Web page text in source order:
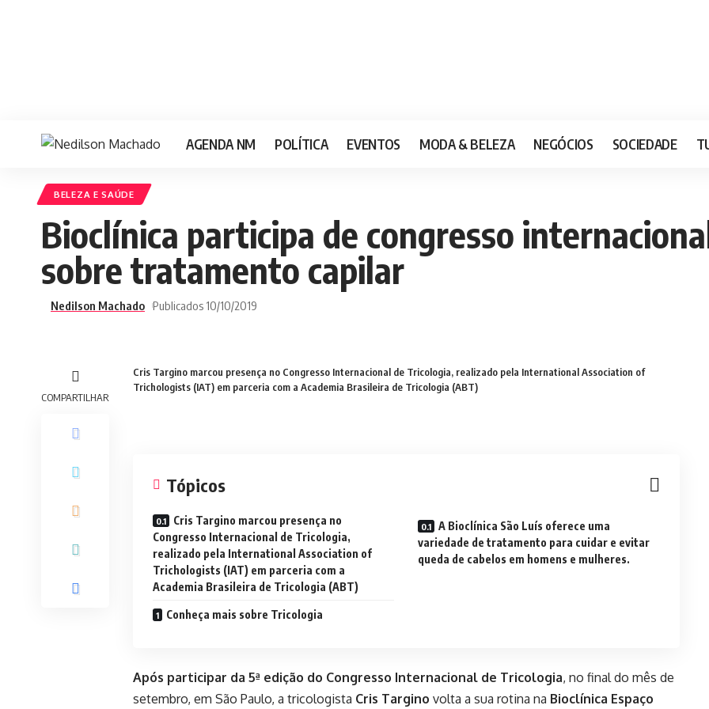
AGENDA NM POLÍTICA EVENTOS MODA & BELEZA NEGÓCIOS SOCIEDADE
BELEZA E SAÚDE
Bioclínica participa de congresso
sobre tratamento capilar
Nedilson Machado Publicados 10/10/2019
COMPARTILHAR
Cris Targino marcou presença no Congresso Internacional de Tricologia, realizado pela International Association of
Trichologists (IAT) em parceria com a Academia Brasileira de Tricologia (ABT)
Tópicos
Cris Targino marcou presença no
Congresso Internacional de Tricologia,
realizado pela International Association of
Trichologists (IAT) em parceria com a
Academia Brasileira de Tricologia (ABT)
A Bioclínica São Luís oferece uma
variedade de tratamento para cuidar e evitar
queda de cabelos em homens e mulheres.
Conheça mais sobre Tricologia
Após participar da 5ª edição do Congresso Internacional de Tricologia, no final do mês de
setembro, em São Paulo, a tricologista Cris Targino volta a sua rotina na Bioclínica Espaço